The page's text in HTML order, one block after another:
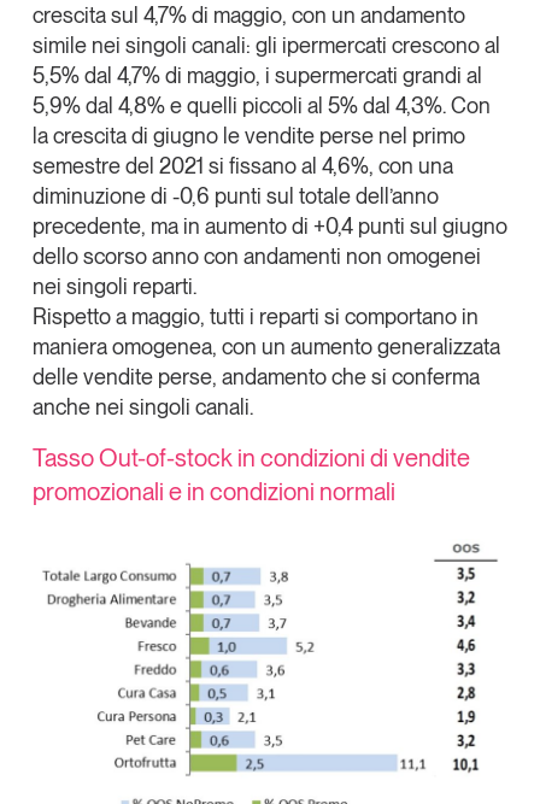
Un anno di
Tendenze2026
Leggi il magazine
Tendenze è il magazine di GS1 Italy che racconta in
modo indipendente il cambiamento e le sfide del largo
consumo e dell’economia a professionisti e
GS1 Italy GS1 Italy GS1 Italy
Tendenze
crescita sul 4,7% di maggio, con un andamento
simile nei singoli canali: gli ipermercati crescono al
5,5% dal 4,7% di maggio, i supermercati grandi al
5,9% dal 4,8% e quelli piccoli al 5% dal 4,3%. Con
la crescita di giugno le vendite perse nel primo
semestre del 2021 si fissano al 4,6%, con una
diminuzione di -0,6 punti sul totale dell’anno
precedente, ma in aumento di +0,4 punti sul giugno
dello scorso anno con andamenti non omogenei
nei singoli reparti.
Rispetto a maggio, tutti i reparti si comportano in
maniera omogenea, con un aumento generalizzata
delle vendite perse, andamento che si conferma
anche nei singoli canali.
Tasso Out-of-stock in condizioni di vendite
promozionali e in condizioni normali